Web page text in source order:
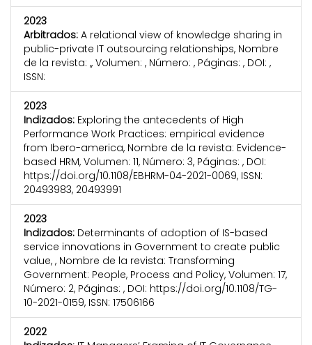
2023
Arbitrados: A relational view of knowledge sharing in
public-private IT outsourcing relationships, Nombre
de la revista: ,, Volumen: , Número: , Páginas: , DOI: ,
ISSN:
2023
Indizados: Exploring the antecedents of High
Performance Work Practices: empirical evidence
from Ibero-america, Nombre de la revista: Evidence-
based HRM, Volumen: 11, Número: 3, Páginas: , DOI:
https://doi.org/10.1108/EBHRM-04-2021-0069, ISSN:
20493983, 20493991
2023
Indizados: Determinants of adoption of IS-based
service innovations in Government to create public
value, , Nombre de la revista: Transforming
Government: People, Process and Policy, Volumen: 17,
Número: 2, Páginas: , DOI: https://doi.org/10.1108/TG-
10-2021-0159, ISSN: 17506166
2022